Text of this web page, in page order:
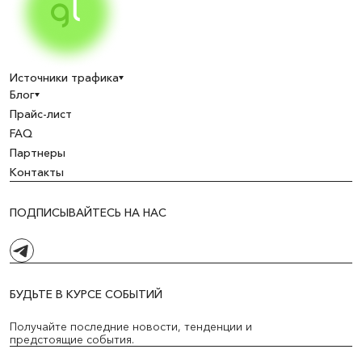
Источники трафика
Блог
Прайс-лист
FAQ
Партнеры
Контакты
ПОДПИСЫВАЙТЕСЬ НА НАС
БУДЬТЕ В КУРСЕ СОБЫТИЙ
Получайте последние новости, тенденции и
предстоящие события.